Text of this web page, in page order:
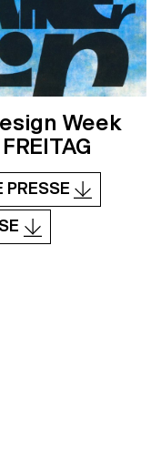
Week
PRESSE